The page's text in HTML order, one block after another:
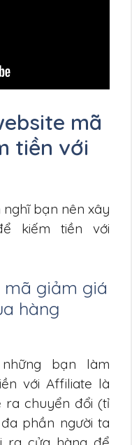
mã
tiền với
bạn nên xây
kiếm tiền với
mã giảm giá
hàng
bạn làm
với Affiliate là
ra chuyển đổi (tỉ
phần người ta